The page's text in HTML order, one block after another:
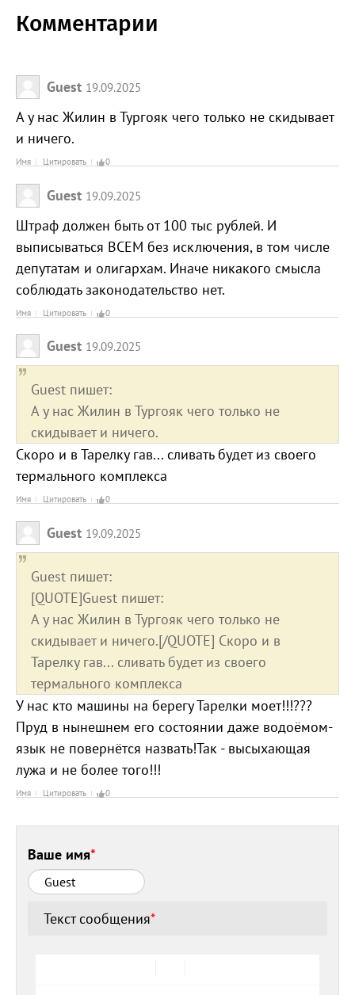
Комментарии
Guest 19.09.2025
А у нас Жилин в Тургояк чего только не скидывает
и ничего.
Имя Цитировать 0
Guest 19.09.2025
Штраф должен быть от 100 тыс рублей. И
выписываться ВСЕМ без исключения, в том числе
депутатам и олигархам. Иначе никакого смысла
соблюдать законодательство нет.
Имя Цитировать 0
Guest 19.09.2025
Guest пишет:
А у нас Жилин в Тургояк чего только не
скидывает и ничего.
Скоро и в Тарелку гав... сливать будет из своего
термального комплекса
Имя Цитировать 0
Guest 19.09.2025
Guest пишет:
[QUOTE]Guest пишет:
А у нас Жилин в Тургояк чего только не
скидывает и ничего.[/QUOTE] Скоро и в
Тарелку гав... сливать будет из своего
термального комплекса
У нас кто машины на берегу Тарелки моет!!!???
Пруд в нынешнем его состоянии даже водоёмом-
язык не повернётся назвать!Так - высыхающая
лужа и не более того!!!
Имя Цитировать 0
Ваше имя*
Текст сообщения*